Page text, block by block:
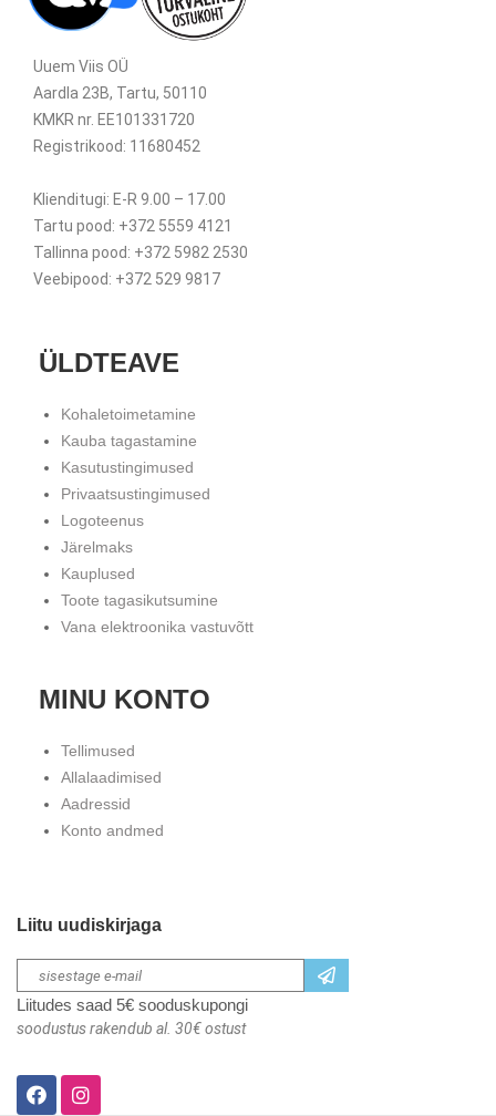
Uuem Viis OÜ
Aardla 23B, Tartu, 50110
KMKR nr. EE101331720
Registrikood: 11680452
Klienditugi: E-R 9.00 – 17.00
Tartu pood: +372 5559 4121
Tallinna pood: +372 5982 2530
Veebipood: +372 529 9817
ÜLDTEAVE
Kohaletoimetamine
Kauba tagastamine
Kasutustingimused
Privaatsustingimused
Logoteenus
Järelmaks
Kauplused
Toote tagasikutsumine
Vana elektroonika vastuvõtt
MINU KONTO
Tellimused
Allalaadimised
Aadressid
Konto andmed
Liitu uudiskirjaga
Liitudes saad 5€ sooduskupongi
soodustus rakendub al. 30€ ostust